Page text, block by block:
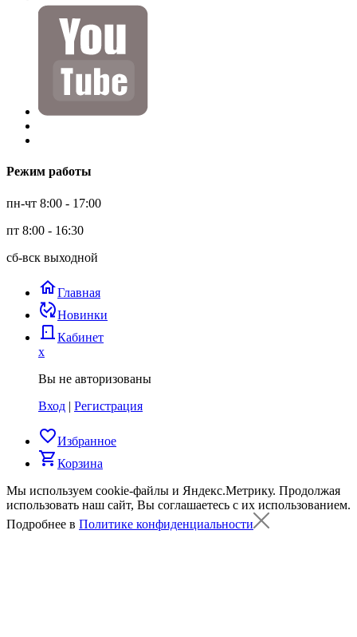
Режим работы
пн-чт 8:00 - 17:00
пт 8:00 - 16:30
сб-вск выходной
homeГлавная
published_with_changesНовинки
door_back Кабинет
x
Вы не авторизованы
Вход | Регистрация
favorite_borderИзбранное
shopping_cartКорзина
Мы используем cookie-файлы и Яндекс.Метрику. Продолжая
использовать наш сайт, Вы соглашаетесь с их использованием.
Подробнее в Политике конфиденциальности